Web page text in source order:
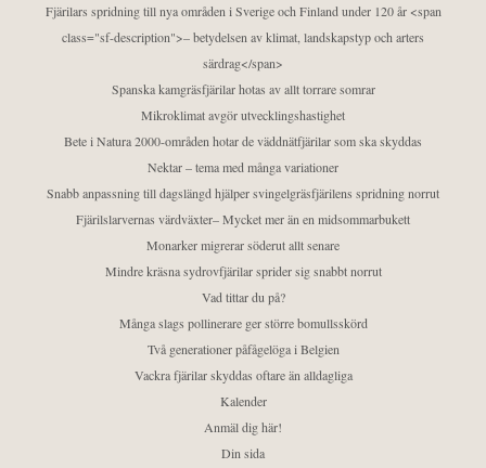
Fjärilars spridning till nya områden i Sverige och Finland under 120 år <span
class="sf-description">– betydelsen av klimat, landskapstyp och arters
särdrag</span>
Spanska kamgräsfjärilar hotas av allt torrare somrar
Mikroklimat avgör utvecklingshastighet
Bete i Natura 2000-områden hotar de väddnätfjärilar som ska skyddas
Nektar – tema med många variationer
Snabb anpassning till dagslängd hjälper svingelgräsfjärilens spridning norrut
Fjärilslarvernas värdväxter– Mycket mer än en midsommarbukett
Monarker migrerar söderut allt senare
Mindre kräsna sydrovfjärilar sprider sig snabbt norrut
Vad tittar du på?
Många slags pollinerare ger större bomullsskörd
Två generationer påfågelöga i Belgien
Vackra fjärilar skyddas oftare än alldagliga
Kalender
Anmäl dig här!
Din sida